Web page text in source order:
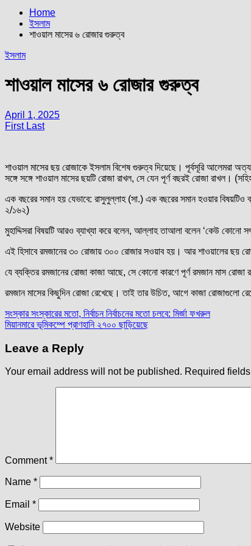
Home
ইসলাম
শাওয়াল মাসের ৬ রোজার গুরুত্ব
ইসলাম
শাওয়াল মাসের ৬ রোজার গুরুত্ব
April 1, 2025
First Last
শাওয়াল মাসের ছয় রোজাকে ইসলাম বিশেষ গুরুত্ব দিয়েছে। পূর্বসূরি আলেমরা
সঙ্গে সঙ্গে শাওয়াল মাসের ছয়টি রোজা রাখল, সে যেন পূর্ণ বছরই রোজা রাখল।
এক বছরের সমান হয় যেভাবে: রাসুলুল্লাহ (সা.) এক বছরের সমান হওয়ার
২/১৬২)
মুহাদ্দিসরা বিষয়টি আরও ব্যাখ্যা করে বলেন, আল্লাহ তাআলা বলেন ‘কেউ
এই হিসাবে রমজানের ৩০ রোজায় ৩০০ রোজার সওয়াব হয়। আর শাওয়ালের ছয়
যে ব্যক্তির রমজানের রোজা কাজা আছে, সে কোনো কারণে পূর্ণ রমজান মাস রোজা
রমজান মাসের কিছুদিন রোজা রেখেছে। তাই তার উচিত, আগে কাজা রোজাগুলো
Post
navigation
সংস্কার সংস্কারের মতো, নির্বাচন নির্বাচনের মতো চলবে: মির্জা ফখরুল
মিয়ানমারে ভূমিকম্পে প্রাণহানি ২৭০০ ছাড়িয়েছে
Leave a Reply
Your email address will not be published. Required
Comment*
Name *
Email *
Website